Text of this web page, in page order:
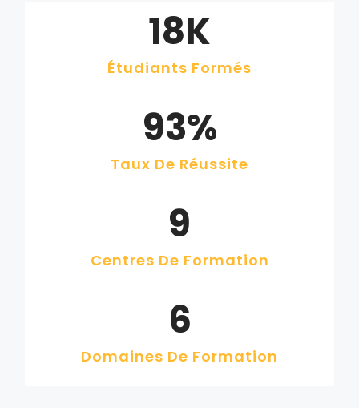
Étudiants Formés
18K
Taux De Réussite
93%
Centres De Formation
9
Domaines De Formation
6